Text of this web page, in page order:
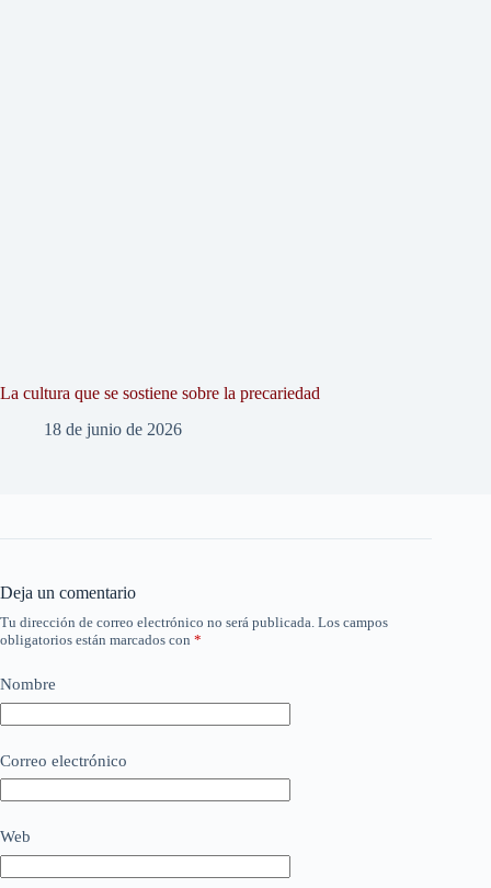
La cultura que se sostiene sobre la precariedad
18 de junio de 2026
Deja un comentario
Tu dirección de correo electrónico no será publicada. Los campos
obligatorios están marcados con *
Nombre
Correo electrónico
Web